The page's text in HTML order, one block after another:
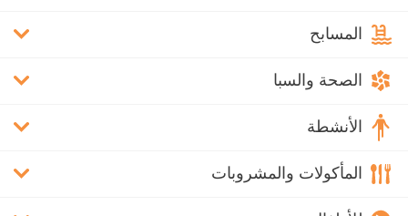
المسابح
الصحة والسبا
الأنشطة
المأكولات والمشروبات